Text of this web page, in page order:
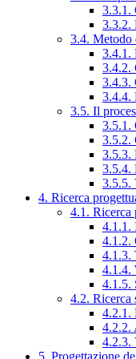
3.3.1.
3.3.2.
3.4. Metodo
3.4.1.
3.4.2.
3.4.3.
3.4.4.
3.5. Il
3.5.1.
3.5.2.
3.5.3.
3.5.4.
3.5.5.
4. Ricerca
4.1. Ricerca
4.1.1.
4.1.2.
4.1.3.
4.1.4.
4.1.5.
4.2. Ricerca
4.2.1.
4.2.2.
4.2.3.
5. Progettazione